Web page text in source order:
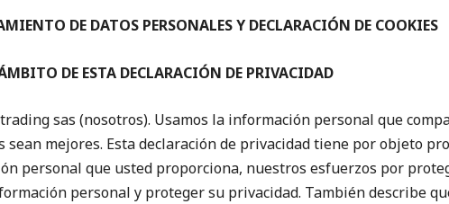
DE DATOS PERSONALES Y DECLARACIÓN DE COOKIES
DE ESTA DECLARACIÓN DE PRIVACIDAD
sas (nosotros). Usamos la información personal que
sean mejores. Esta declaración de privacidad tiene por objeto
personal que usted proporciona, nuestros esfuerzos por
personal y proteger su privacidad. También describe